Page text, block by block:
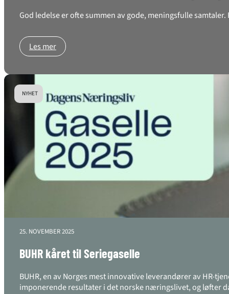
God ledelse er ofte summen av gode, meningsfulle
Les mer
NYHET
25. NOVEMBER 2025
BUHR kåret til Seriegaselle
BUHR, en av Norges mest innovative leverandører av HR-
imponerende resultater i det norske næringslivet, og løfter